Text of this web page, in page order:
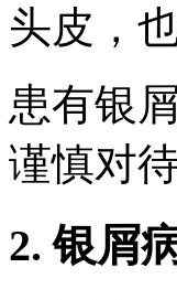
头皮，
患有银
谨慎对
2. 银屑